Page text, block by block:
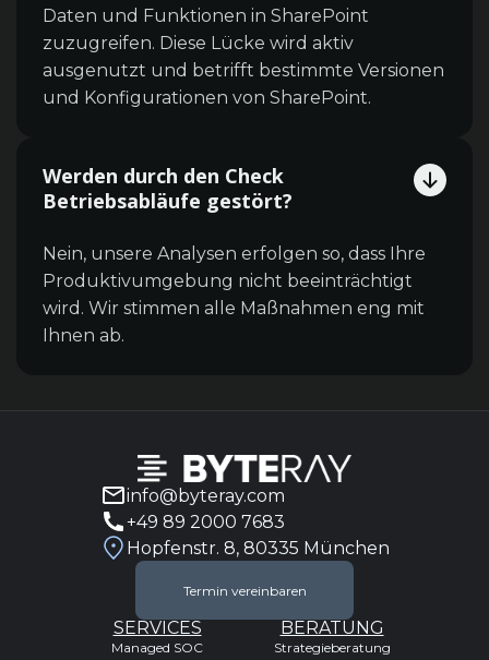
Daten und Funktionen in SharePoint
zuzugreifen. Diese Lücke wird aktiv
ausgenutzt und betrifft bestimmte Versionen
und Konfigurationen von SharePoint.
Werden durch den Check
Betriebsabläufe gestört?
Nein, unsere Analysen erfolgen so, dass Ihre
Produktivumgebung nicht beeinträchtigt
wird. Wir stimmen alle Maßnahmen eng mit
Ihnen ab.
info@byteray.com
+49 89 2000 7683
Hopfenstr. 8, 80335 München
Termin vereinbaren
SERVICES
Managed SOC
BERATUNG
Strategieberatung